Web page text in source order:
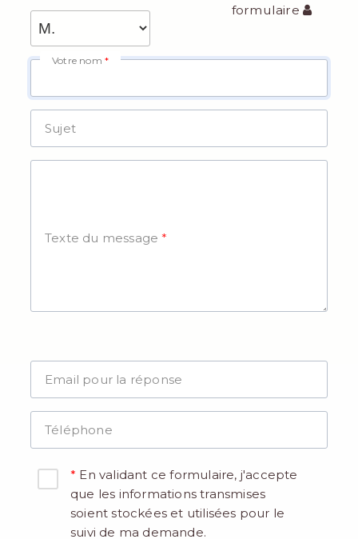
formulaire
Votre nom
Sujet
Texte du message
Email pour la réponse
Téléphone
En validant ce formulaire, j'accepte
que les informations transmises
soient stockées et utilisées pour le
suivi de ma demande.